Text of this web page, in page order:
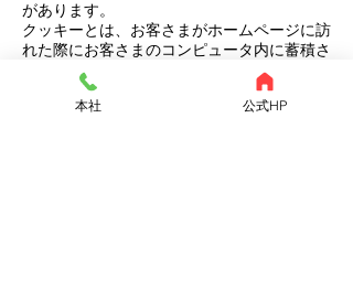
があります。
クッキーとは、お客さまがホームページに訪
れた際にお客さまのコンピュータ内に蓄積さ
れる小さなテキストファイルのことです。こ
れにより再度お客さまがホームページを訪れ
た際にお客さまのコンピュータが認識され、
本社 公式HP